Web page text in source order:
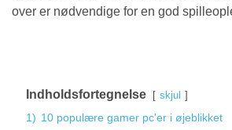
over er nødvendige for en god
Indholdsfortegnelse skjul
1) 10 populære gamer pc'er i øjeblikket